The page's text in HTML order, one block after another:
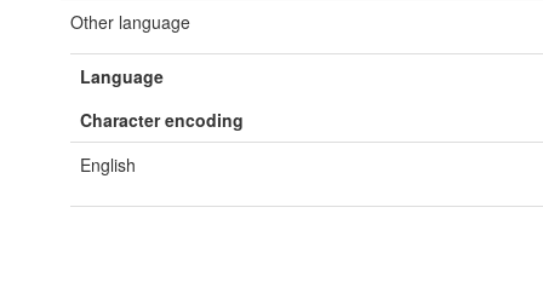
Other language
Language
Character encoding
English